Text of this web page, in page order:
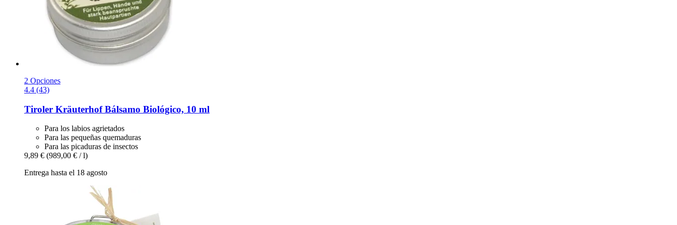
2 Opciones
4.4 (43)
Tiroler KräuterhofBálsamo Biológico, 10 ml
Para los labios agrietados
Para las pequeñas quemaduras
Para las picaduras de insectos
9,89 € (989,00 € / l)
Entrega hasta el 18 agosto